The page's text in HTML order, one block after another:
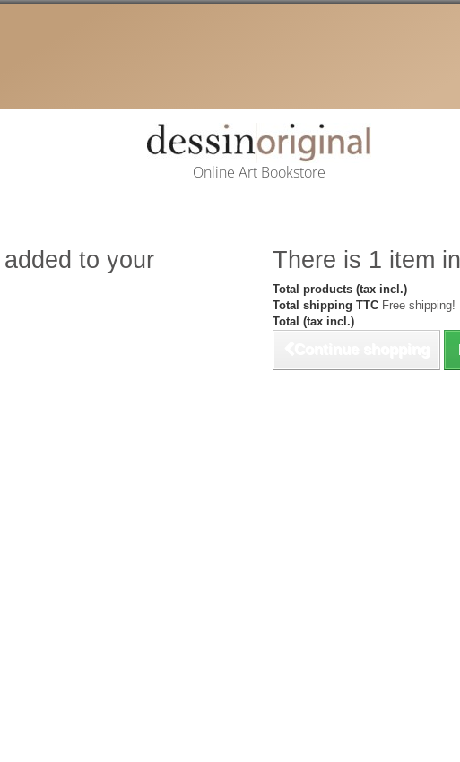
Online Art Bookstore
to your
There is 1 item
Total products (tax incl.)
Total shipping TTC Free shipping!
Total (tax incl.)